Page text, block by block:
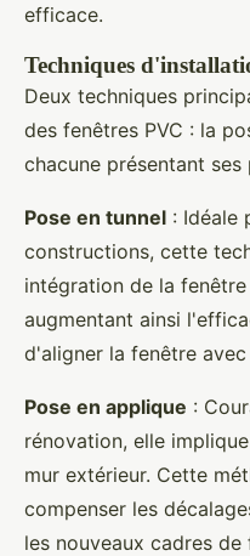
efficace.
Techniques
Deux techniques
des fenêtres PVC : la
chacune présentant
Pose en tunnel : Idéale
constructions, cette
intégration de la
augmentant ainsi
d'aligner la fenêtre
Pose en applique :
rénovation, elle
mur extérieur. Cette
compenser les
les nouveaux cadres